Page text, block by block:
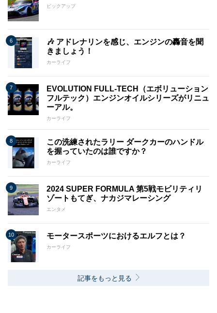
ピックアップ
🎶 アドレナリンを感じ、エンジンの轟音を聞
きましょう！
カーライフ
EVOLUTION FULL-TECH（エボリューション
フルテック）エンジンオイルシリーズがリニュ
ーアル。
カーライフ
この洗練されたラリー ダークカーのハンドル
を握っていたのは誰ですか？
カーライフ
2024 SUPER FORMULA 第5戦モビリティリ
ゾートもてぎ、ナカジマレーシング
エンタメ
モータースポーツにおけるエルフとは？
カーライフ
記事をもっと見る